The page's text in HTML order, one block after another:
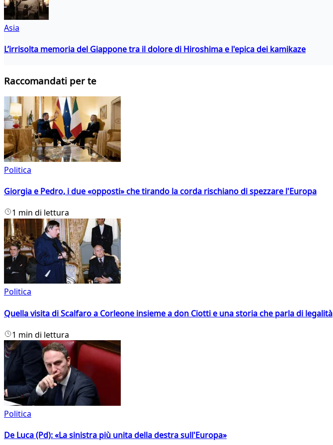
Asia
L’irrisolta memoria del Giappone tra il dolore di Hiroshima e l'epica dei kamikaze
Raccomandati per te
Politica
Giorgia e Pedro, i due «opposti» che tirando la corda rischiano di spezzare l'Europa
1 min di lettura
Politica
Quella visita di Scalfaro a Corleone insieme a don Ciotti e una storia che parla di legalità
1 min di lettura
Politica
De Luca (Pd): «La sinistra più unita della destra sull'Europa»